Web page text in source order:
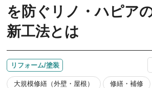
を防ぐリノ・ハピア
新工法とは
リフォーム/塗装
大規模修繕（外壁・屋根） 修繕・補修